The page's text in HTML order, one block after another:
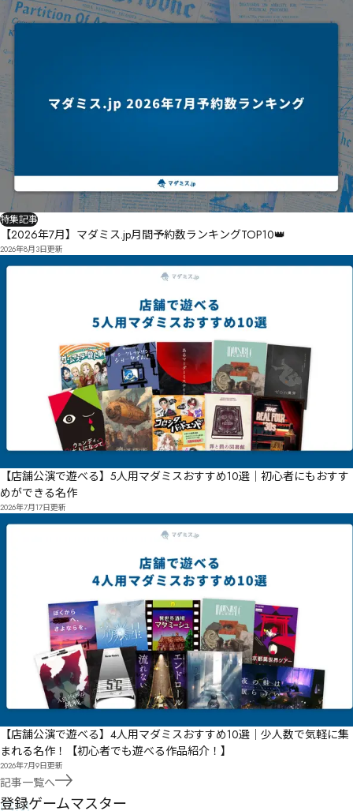
特集記事
【2026年7月】マダミス.jp月間予約数ランキングTOP10👑
2026年8月3日更新
【店舗公演で遊べる】5人用マダミスおすすめ10選｜初心者にもおすす
めができる名作
2026年7月17日更新
【店舗公演で遊べる】4人用マダミスおすすめ10選｜少人数で気軽に集
まれる名作！【初心者でも遊べる作品紹介！】
2026年7月9日更新
記事一覧へ
登録ゲームマスター